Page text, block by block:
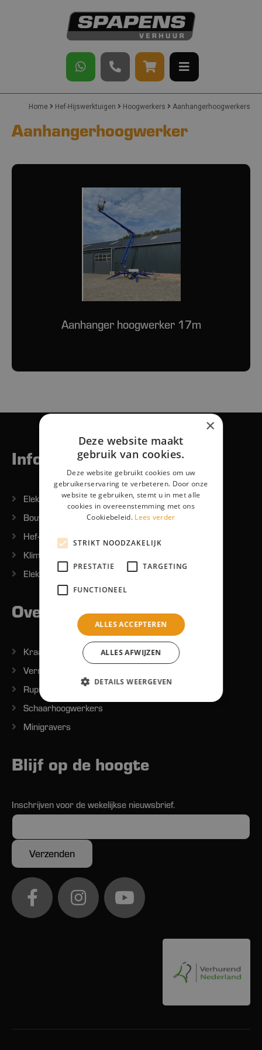
Home Hef-Hijswerktuigen Hoogwerkers Aanhangerhoogwerkers
Aanhangerhoogwerker
Aanhanger hoogwerker 17m
Informatie
Elektrisch handgereedschap
Bouwmachines/Grondverzet
Hef-Hijswerktuigen
Klim en steigermateriaal
Elektra
Overig
Kraantjes
Verreikers
Rupshoogwerkers
Schaarhoogwerkers
Minigravers
Blijf op de hoogte
Inschrijven voor de wekelijkse nieuwsbrief.
×
Deze website maakt
gebruik van cookies.
Deze website gebruikt cookies om uw
gebruikerservaring te verbeteren. Door onze
website te gebruiken, stemt u in met alle
cookies in overeenstemming met ons
Cookiebeleid. Lees verder
STRIKT NOODZAKELIJK
PRESTATIE TARGETING
FUNCTIONEEL
ALLES ACCEPTEREN
ALLES AFWIJZEN
DETAILS WEERGEVEN